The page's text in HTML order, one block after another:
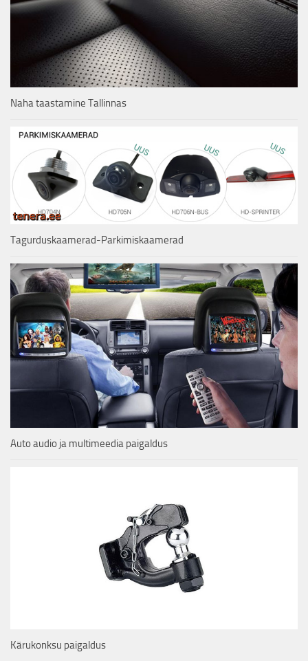
Naha taastamine Tallinnas
Tagurduskaamerad-Parkimiskaamerad
Auto audio ja multimeedia paigaldus
Kärukonksu paigaldus